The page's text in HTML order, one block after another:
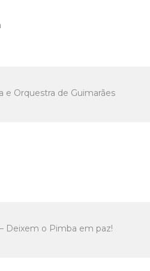
e Orquestra de Guimarães
Deixem o Pimba em paz!